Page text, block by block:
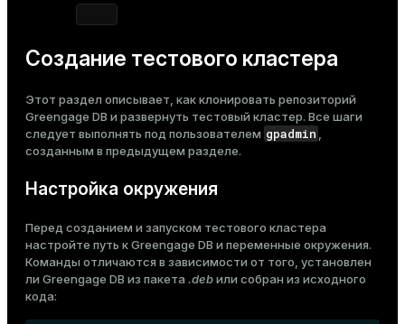
Создание тестового кластера
Этот раздел описывает, как клонировать репозиторий
Greengage DB и развернуть тестовый кластер. Все шаги
следует выполнять под пользователем gpadmin
созданным в предыдущем разделе.
Настройка окружения
Перед созданием и запуском тестового кластера
настройте путь к Greengage DB и переменные окружения.
Команды отличаются в зависимости от того, установлен
ли Greengage DB из пакета .debили собран из исходного
кода: